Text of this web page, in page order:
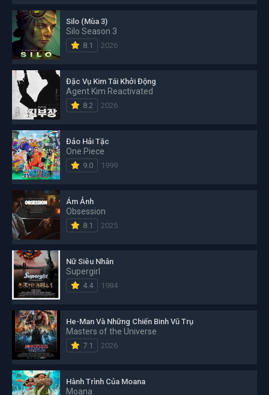
Silo (Mùa 3)
Silo Season 3
8.1 2026
Đặc Vụ Kim Tái Khởi Động
Agent Kim Reactivated
8.2 2026
Đảo Hải Tặc
One Piece
9.0 1999
Ám Ảnh
Obsession
8.1 2025
Nữ Siêu Nhân
Supergirl
4.4 1984
He-Man Và Những Chiến Binh Vũ Trụ
Masters of the Universe
7.1 2026
Hành Trình Của Moana
Moana